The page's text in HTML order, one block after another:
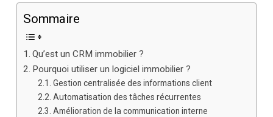
Sommaire
Qu’est un CRM immobilier ?
Pourquoi utiliser un logiciel immobilier ?
Gestion centralisée des informations client
Automatisation des tâches récurrentes
Amélioration de la communication interne